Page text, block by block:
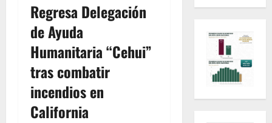
Regresa Delegación
de Ayuda
Humanitaria “Cehui”
tras combatir
incendios en
California